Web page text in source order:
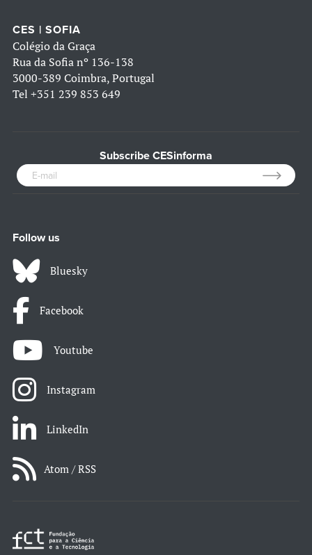
CES | SOFIA
Colégio da Graça
Rua da Sofia nº 136-138
3000-389 Coimbra, Portugal
Tel +351 239 853 649
Subscribe CESinforma
Follow us
Bluesky
Facebook
Youtube
Instagram
LinkedIn
Atom / RSS